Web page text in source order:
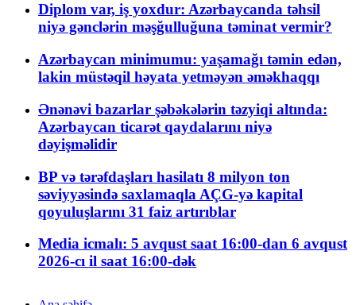
Diplom var, iş yoxdur: Azərbaycanda təhsil
niyə gənclərin məşğulluğuna təminat vermir?
Azərbaycan minimumu: yaşamağı təmin edən,
lakin müstəqil həyata yetməyən əməkhaqqı
Ənənəvi bazarlar şəbəkələrin təzyiqi altında:
Azərbaycan ticarət qaydalarını niyə
dəyişməlidir
BP və tərəfdaşları hasilatı 8 milyon ton
səviyyəsində saxlamaqla AÇG-yə kapital
qoyuluşlarını 31 faiz artırıblar
Media icmalı: 5 avqust saat 16:00-dan 6 avqust
2026-cı il saat 16:00-dək